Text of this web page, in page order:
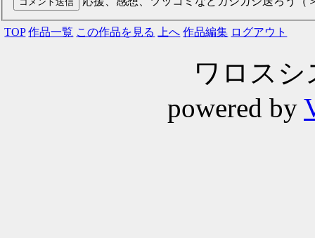
TOP 作品一覧 この作品を見る 上へ 作品編集 ログアウト
ワロスシ
powered by